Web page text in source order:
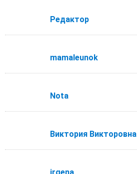
Редактор
mamaleunok
Nota
Виктория Викторовна